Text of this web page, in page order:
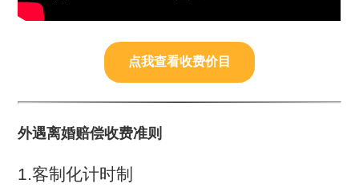
点我查看收费价目
外遇离婚赔偿收费准则
1.客制化计时制